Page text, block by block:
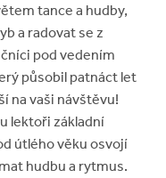
tance a hudby,
a radovat se z
pod vedením
působil patnáct let
na vaši návštěvu!
lektoři základní
útlého věku osvojí
hudbu a rytmus.